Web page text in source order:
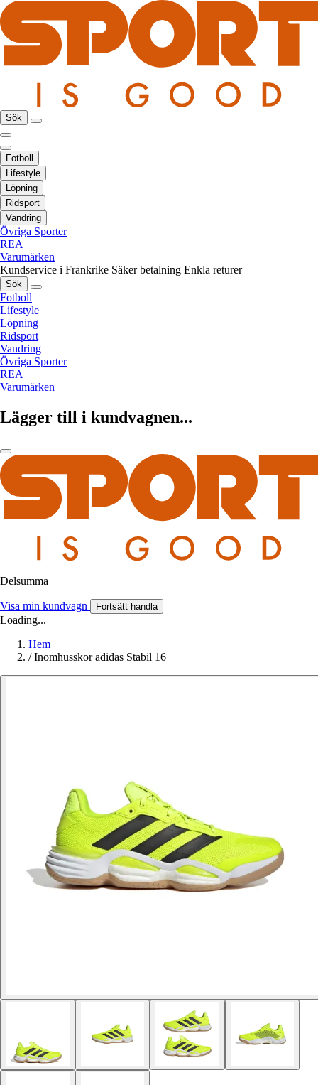
Sök
Fotboll
Lifestyle
Löpning
Ridsport
Vandring
Övriga Sporter
REA
Varumärken
Kundservice i Frankrike Säker betalning Enkla returer
Sök
Fotboll
Lifestyle
Löpning
Ridsport
Vandring
Övriga Sporter
REA
Varumärken
Lägger till i kundvagnen...
Delsumma
Visa min kundvagn Fortsätt handla
Loading...
Hem
/ Inomhusskor adidas Stabil 16